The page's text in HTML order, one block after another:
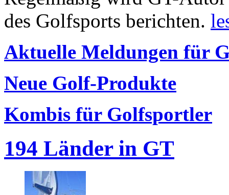
des Golfsports berichten.
Aktuelle Meldungen für
Neue Golf-Produkte
Kombis für Golfsportler
194 Länder in GT